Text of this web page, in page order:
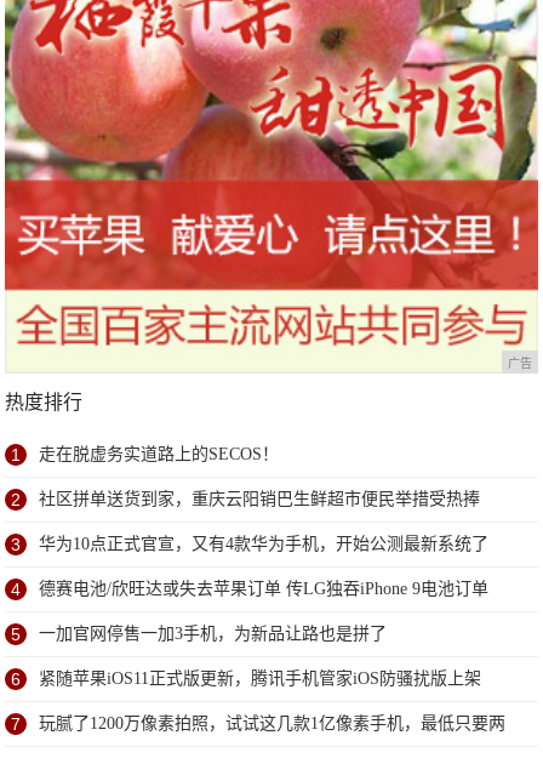
广告
热度排行
1 走在脱虚务实道路上的SECOS！
2 社区拼单送货到家，重庆云阳销巴生鲜超市便民举措受热捧
3 华为10点正式官宣，又有4款华为手机，开始公测最新系统了
4 德赛电池/欣旺达或失去苹果订单 传LG独吞iPhone 9电池订单
5 一加官网停售一加3手机，为新品让路也是拼了
6 紧随苹果iOS11正式版更新，腾讯手机管家iOS防骚扰版上架
7 玩腻了1200万像素拍照，试试这几款1亿像素手机，最低只要两